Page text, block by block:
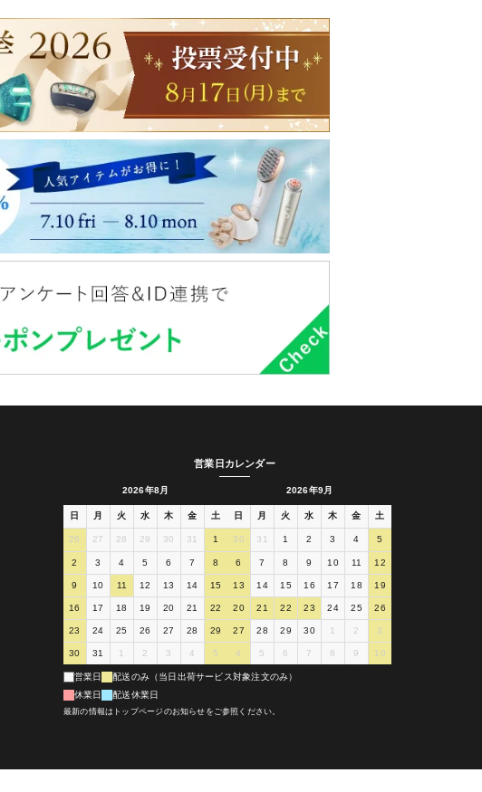
営業日カレンダー
2026年8月
日 月 火 水 木 金 土
26 27 28 29 30 31 1
2 3 4 5 6 7 8
9 10 11 12 13 14 15
16 17 18 19 20 21 22
23 24 25 26 27 28 29
30 31 1 2 3 4 5
2026年9月
日 月 火 水 木 金 土
30 31 1 2 3 4 5
6 7 8 9 10 11 12
13 14 15 16 17 18 19
20 21 22 23 24 25 26
27 28 29 30 1 2 3
4 5 6 7 8 9 10
営業日
配送のみ（当日出荷サービス対象注文のみ）
休業日
配送休業日
最新の情報はトップページのお知らせをご参照ください。